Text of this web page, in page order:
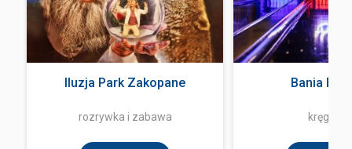
Iluzja Park Zakopane
rozrywka i zabawa
Bania